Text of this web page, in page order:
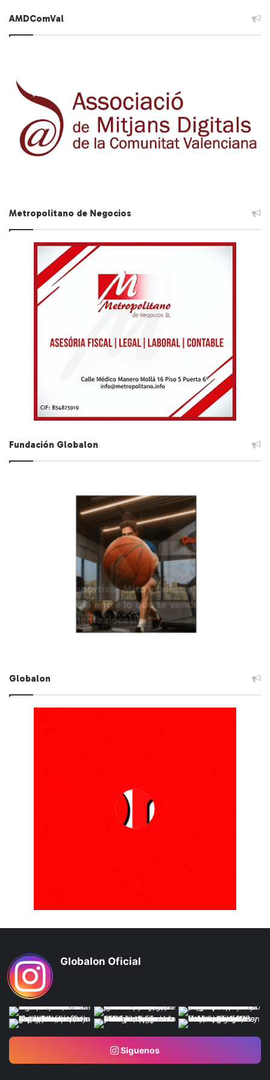
AMDComVal
Metropolitano de Negocios
Fundación Globalon
Globalon
Globalon Oficial
Siguenos